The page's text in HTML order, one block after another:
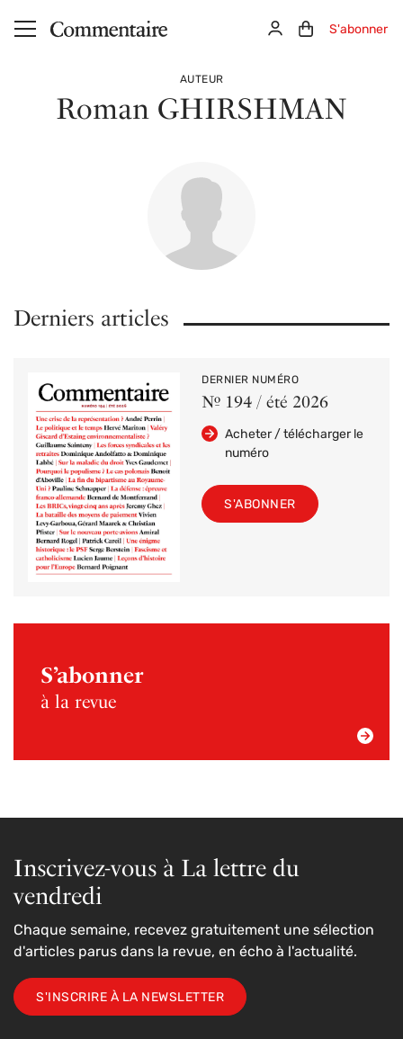
Aller au contenu principal ConnexionPanier (0)
S'abonner
AUTEUR
Roman GHIRSHMAN
Derniers articles
DERNIER NUMÉRO
Nº 194 / été 2026
Acheter / télécharger le
numéro
S'ABONNER
S’abonner
à la revue
Inscrivez-vous à La lettre du
vendredi
Chaque semaine, recevez gratuitement une sélection
d'articles parus dans la revue, en écho à l'actualité.
S'INSCRIRE À LA NEWSLETTER